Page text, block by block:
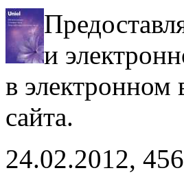
и
в электронном
сайта.
24.02.2012,